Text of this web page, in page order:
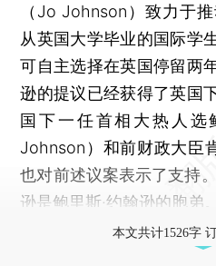
（Jo Johnson）致力于
从英国大学毕业的国际学
可自主选择在英国停留两
逊的提议已经获得了英国
国下一任首相大热人选
Johnson）和前财政大臣
也对前述议案表示了支持
逊是鲍里斯·约翰逊的胞弟。
本文共计1526字